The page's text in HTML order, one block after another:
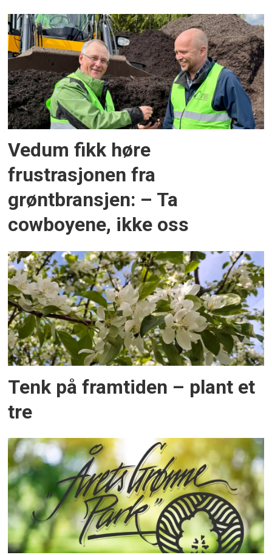
Vedum fikk høre
frustrasjonen fra
grøntbransjen: – Ta
cowboyene, ikke oss
Tenk på framtiden – plant et
tre